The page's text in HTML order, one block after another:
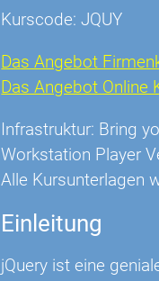
Kurscode: JQUY
Das Angebot
Das Angebot Online
Infrastruktur: Bring
Workstation Player
Alle Kursunterlagen
Einleitung
jQuery ist eine